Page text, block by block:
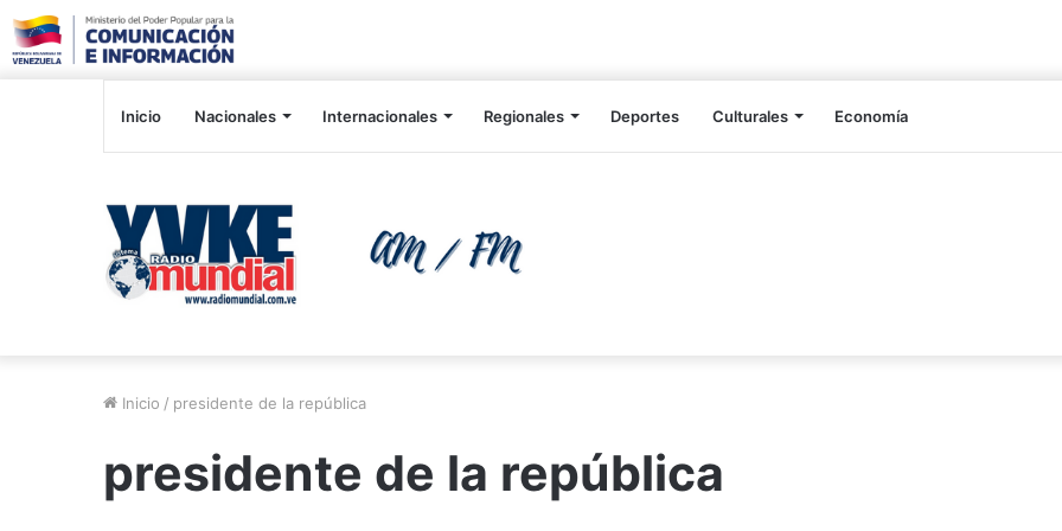
Inicio Nacionales Internacionales Regionales Deportes Culturales Economía
Inicio / presidente de la república
presidente de la república